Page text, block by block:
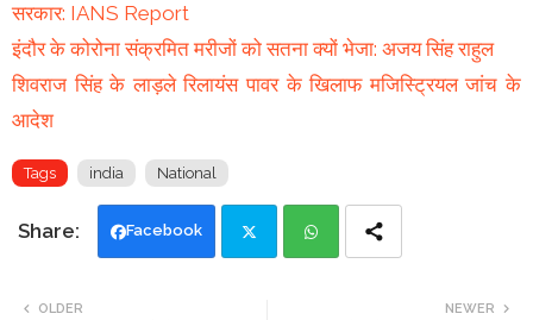
सरकार: IANS Report
इंदौर के कोरोना संक्रमित मरीजों को सतना क्यों भेजा: अजय सिंह राहुल
शिवराज सिंह के लाड़ले रिलायंस पावर के खिलाफ मजिस्ट्रियल जांच के
आदेश
Tags india National
Facebook
NEWER
OLDER